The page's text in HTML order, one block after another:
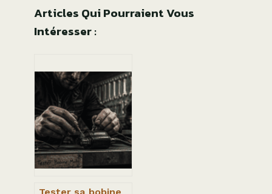
Articles Qui Pourraient Vous
Intéresser :